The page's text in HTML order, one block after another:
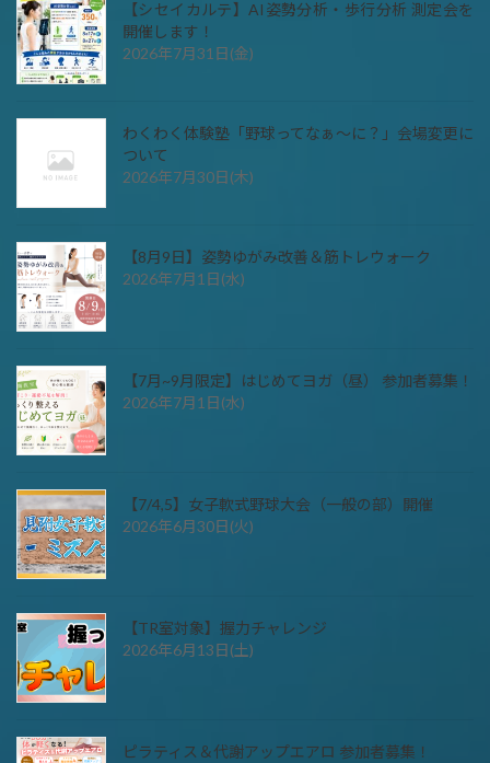
【シセイカルテ】AI姿勢分析・歩行分析 測定会を
開催します！
2026年7月31日(金)
わくわく体験塾「野球ってなぁ～に？」会場変更に
ついて
2026年7月30日(木)
【8月9日】姿勢ゆがみ改善＆筋トレウォーク
2026年7月1日(水)
【7月~9月限定】はじめてヨガ（昼） 参加者募集！
2026年7月1日(水)
【7/4,5】女子軟式野球大会（一般の部）開催
2026年6月30日(火)
【TR室対象】握力チャレンジ
2026年6月13日(土)
ピラティス＆代謝アップエアロ 参加者募集！